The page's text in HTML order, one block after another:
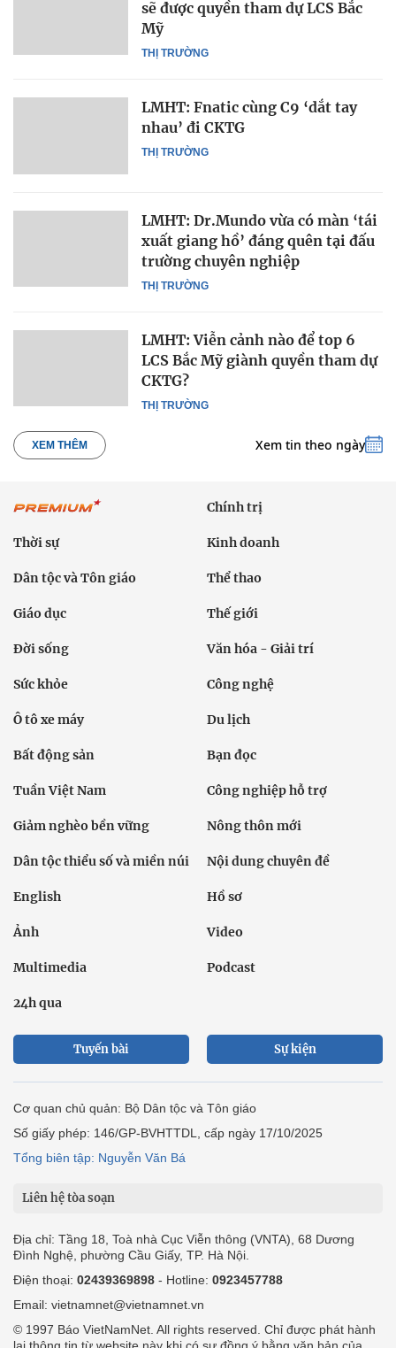
THỊ TRƯỜNG
sẽ được quyền tham dự LCS Bắc
Mỹ
THỊ TRƯỜNG
LMHT: Fnatic cùng C9 ‘dắt tay
nhau’ đi CKTG
THỊ TRƯỜNG
LMHT: Dr.Mundo vừa có màn ‘tái
xuất giang hồ’ đáng quên tại đấu
trường chuyên nghiệp
THỊ TRƯỜNG
LMHT: Viễn cảnh nào để top 6
LCS Bắc Mỹ giành quyền tham dự
CKTG?
XEM THÊM Xem tin theo ngày
Chính trị
Thời sự Kinh doanh
Dân tộc và Tôn giáo Thể thao
Giáo dục Thế giới
Đời sống Văn hóa - Giải trí
Sức khỏe Công nghệ
Ô tô xe máy Du lịch
Bất động sản Bạn đọc
Tuần Việt Nam Công nghiệp hỗ trợ
Giảm nghèo bền vững Nông thôn mới
Dân tộc thiểu số và miền núi Nội dung chuyên đề
English Hồ sơ
Ảnh Video
Multimedia Podcast
24h qua
Tuyến bài Sự kiện
Cơ quan chủ quản: Bộ Dân tộc và Tôn giáo
Số giấy phép: 146/GP-BVHTTDL, cấp ngày 17/10/2025
Tổng biên tập: Nguyễn Văn Bá
Liên hệ tòa soạn
Địa chỉ: Tầng 18, Toà nhà Cục Viễn thông (VNTA), 68 Dương
Đình Nghệ, phường Cầu Giấy, TP. Hà Nội.
Điện thoại: 02439369898 - Hotline: 0923457788
Email: vietnamnet@vietnamnet.vn
© 1997 Báo VietNamNet. All rights reserved. Chỉ được phát hành
lại thông tin từ website này khi có sự đồng ý bằng văn bản của